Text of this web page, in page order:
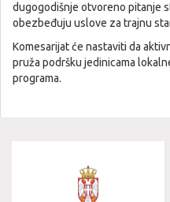
dugogodišnje otvoreno pitanje
obezbeđuju uslove za trajnu
Komesarijat će nastaviti da
pruža podršku jedinicama
programa.